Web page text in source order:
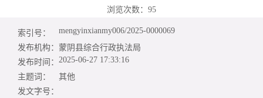
浏览次数： 95
索引号：
mengyinxianmy006/2025-0000069
发布机构： 蒙阴县综合行政执法局
发布时间： 2025-06-27 17:33:16
主题词：
其他
发文字号：